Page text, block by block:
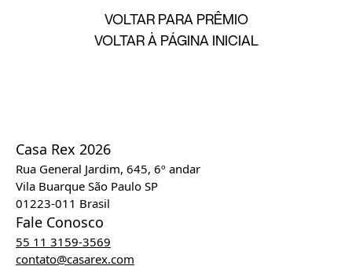
VOLTAR PARA PRÊMIO
VOLTAR À PÁGINA INICIAL
Casa Rex 2026
Rua General Jardim, 645, 6º andar
Vila Buarque São Paulo SP
01223-011 Brasil
Fale Conosco
55 11 3159-3569
contato@casarex.com